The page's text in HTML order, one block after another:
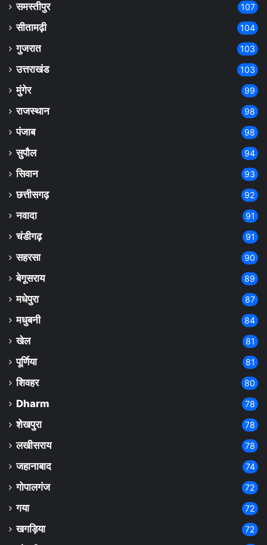
समस्तीपुर 107
सीतामढ़ी 104
गुजरात 103
उत्तराखंड 103
मुंगेर 99
राजस्थान 98
पंजाब 98
सुपौल 94
सिवान 93
छत्तीसगढ़ 92
नवादा 91
चंडीगढ़ 91
सहरसा 90
बेगूसराय 89
मधेपुरा 87
मधुबनी 84
खेल 81
पूर्णिया 81
शिवहर 80
Dharm 78
शेखपुरा 78
लखीसराय 78
जहानाबाद 74
गोपालगंज 72
गया 72
खगड़िया 72